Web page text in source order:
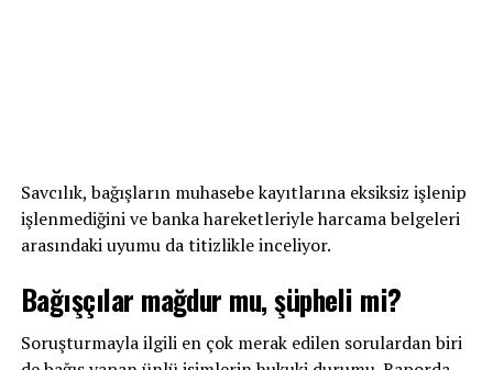
Savcılık, bağışların muhasebe kayıtlarına eksiksiz işlenip
işlenmediğini ve banka hareketleriyle harcama belgeleri
arasındaki uyumu da titizlikle inceliyor.
Bağışçılar mağdur mu, şüpheli mi?
Soruşturmayla ilgili en çok merak edilen sorulardan biri